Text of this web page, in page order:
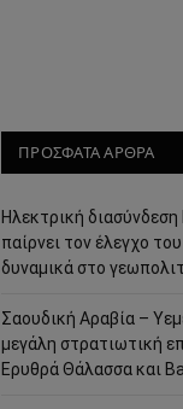
ΠΡΟΣΦΑΤΑ ΑΡΘΡΑ
Ηλεκτρική
παίρνει τον έλεγχο
δυναμικά στο
Σαουδική Αραβία –
μεγάλη στρατιωτική
Ερυθρά Θάλασσα και